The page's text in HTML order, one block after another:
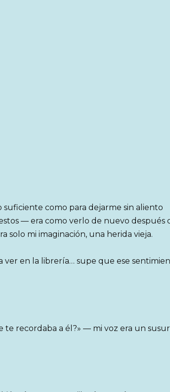
como para dejarme sin aliento
— era como verlo de nuevo después
solo mi imaginación, una herida vieja.
ver en la librería… supe que ese
recordaba a él?» — mi voz era un